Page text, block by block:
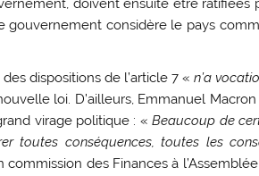
doivent ensuite être ratifiées
considère le pays
dispositions de l’article 7 «n’a
loi. D’ailleurs, Emmanuel
virage politique : «Beaucoup de
toutes conséquences, toutes les
des Finances à